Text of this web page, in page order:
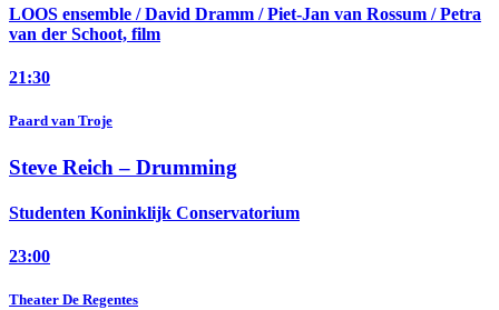
LOOS ensemble / David Dramm / Piet-Jan van Rossum / Petra
van der Schoot, film
21:30
Paard van Troje
Steve Reich – Drumming
Studenten Koninklijk Conservatorium
23:00
Theater De Regentes